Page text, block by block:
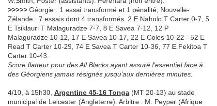
>>>>> Géorgie : 1 essai transformé et 1 pénalité, Nouvelle-
Zélande : 7 essais dont 4 transformés. 2 E Naholo T Carter 0-7, 5
E Tsiklauri T Malaguradze 7-7, 8 E Savea 7-12, 12 P
Malaguradze 10-12, 17 E Savea 10-17, 22 E Coles 10-22 - 52 E
Read T Carter 10-29, 74 E Savea T Carter 10-36, 77 E Fekitoa T
Carter 10-43.
Score flatteur pour des All Blacks ayant assuré l’essentiel face à
des Géorgiens jamais résignés jusqu’aux dernières minutes.
4/10, à 15h30, Argentine 45-16 Tonga (MT 20-13) au stade
municipal de Leicester (Angleterre). Arbitre : M. Peyper (Afrique